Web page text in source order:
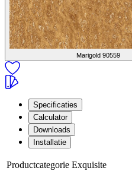
Marigold 90559
Specificaties
Calculator
Downloads
Installatie
Productcategorie Exquisite